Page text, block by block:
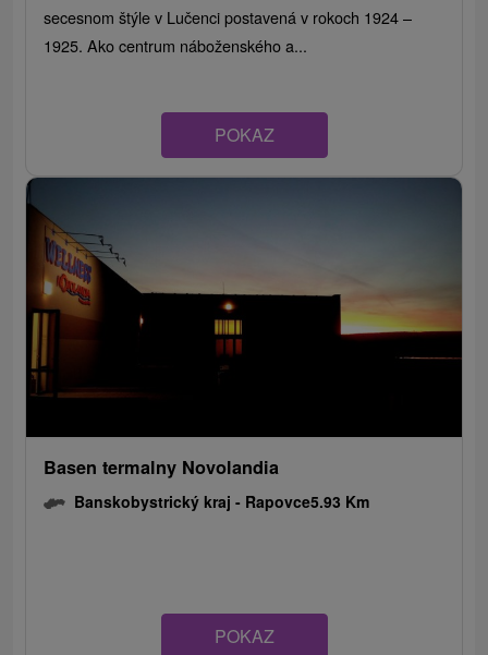
secesnom štýle v Lučenci postavená v rokoch 1924 –
1925. Ako centrum náboženského a...
POKAZ
Basen termalny Novolandia
Banskobystrický kraj - Rapovce5.93 Km
POKAZ